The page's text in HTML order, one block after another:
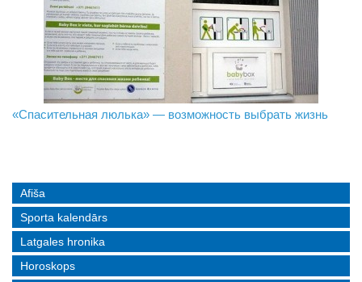
В Даугавпилсе определили сильнейших в пляжном
«Спасительная люлька» — возможность выбрать жизнь
Новое поколение пограничников: Даугавпилсское
Afiša
Sporta kalendārs
Latgales hronika
Horoskops